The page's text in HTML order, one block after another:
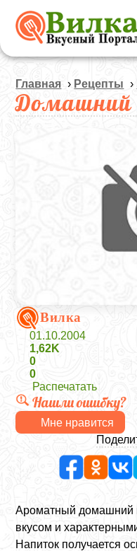
Главная › Рецепты ›
Домашний
Вилка
01.10.2004
1,62K
0
0
Распечатать
Нашли ошибку?
Мне нравится
Ароматный домашний
вкусом и
Напиток получается